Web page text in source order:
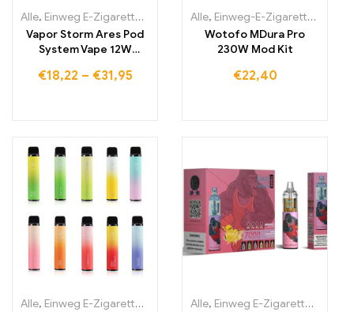
Alle, Einweg E-Zigaretten Einweg-E-Zigaretten Litauen,Einweg-
Vapor Storm Ares Pod
System Vape 12W
€18,22 – €31,95
Alle, Einweg-E-Zigaretten Irland
Wotofo MDura Pro
230W Mod Kit
€22,40
Alle, Einweg E-Zigaretten Einweg-E-Zigaretten Litauen,Einweg-
Alle, Einweg E-Zigaretten